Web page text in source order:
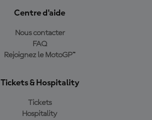
Centre d'aide
Nous contacter
FAQ
Rejoignez le MotoGP™
Tickets & Hospitality
Tickets
Hospitality